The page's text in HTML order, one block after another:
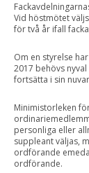
Vid höstmötet
för två år ifall
Om en styrelse
2017 behövs
fortsätta i sin
Minimistorleken
personliga eller
suppleant väljas,
ordförande
ordförande.